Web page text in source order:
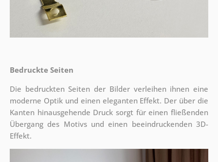
Bedruckte Seiten
Die bedruckten Seiten der Bilder verleihen ihnen eine
moderne Optik und einen eleganten Effekt. Der über die
Kanten hinausgehende Druck sorgt für einen fließenden
Übergang des Motivs und einen beeindruckenden 3D-
Effekt.